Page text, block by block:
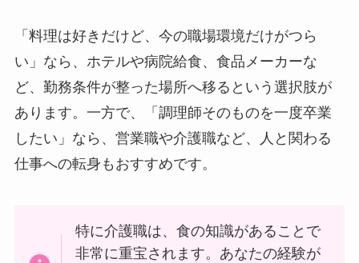
「料理は好きだけど、今の職場環境だけがつら
い」なら、ホテルや病院給食、食品メーカーな
ど、勤務条件が整った場所へ移るという選択肢が
あります。一方で、「調理師そのものを一度卒業
したい」なら、営業職や介護職など、人と関わる
仕事への転身もおすすめです。
特に介護職は、食の知識があることで
非常に重宝されます。あなたの経験が